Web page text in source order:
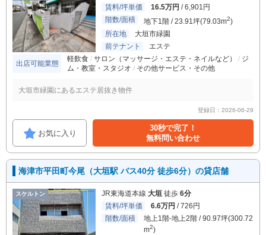
賃料/坪単価 16.5万円 / 6,901円
階数/面積
地下1階 / 23.91坪(79.03m2)
所在地
大垣市緑園
前テナント
エステ
出店可能業態
軽飲食 サロン（マッサージ・エステ・ネイルなど）
ジ
ム・教室・スタジオ
その他サービス・その他
大垣市緑園にあるエステ居抜き物件
登録日：2026-06-29
お気に入り
30秒で完了！
無料問い合わせ
海津市平田町今尾（大垣駅 バス40分 徒歩6分）の貸店舗
スケルトン JR東海道本線 大垣 徒歩 6分
賃料/坪単価
6.6万円 / 726円
階数/面積
地上1階-地上2階 / 90.97坪(300.72
m2)